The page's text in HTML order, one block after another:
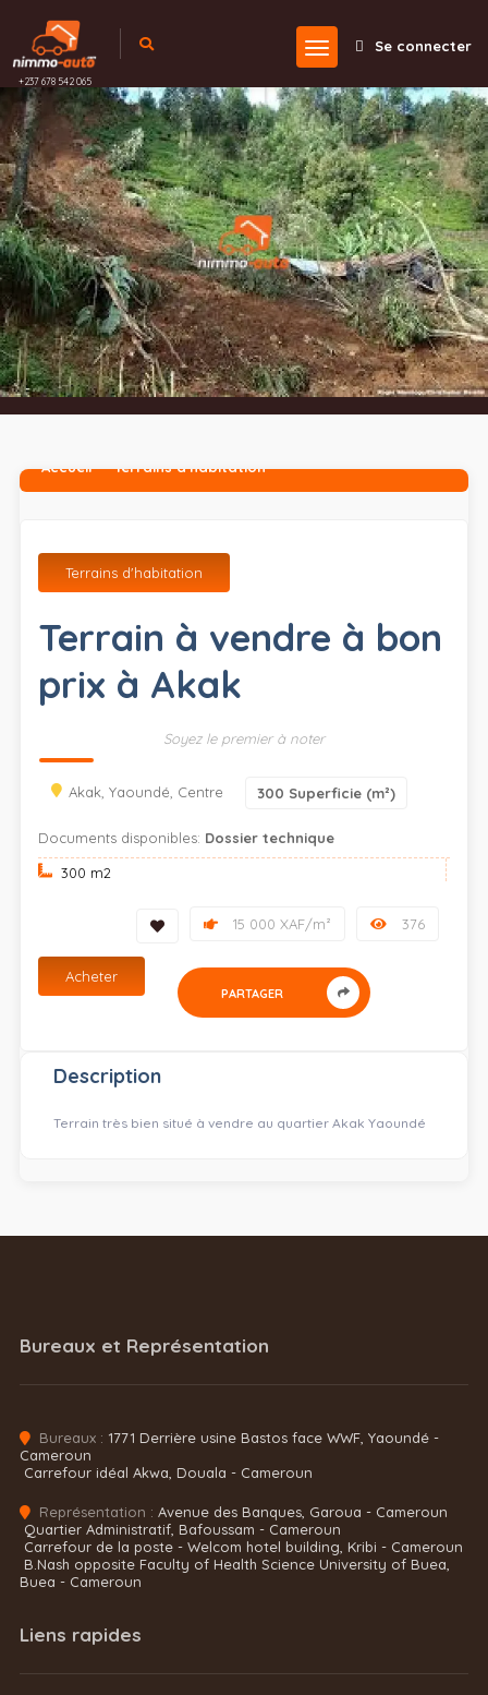
+237 678 542 065
Se connecter
Accueil Terrains d'habitation
Terrains d'habitation
Terrain à vendre à bon
prix à Akak
Soyez le premier à noter
Akak, Yaoundé, Centre 300 Superficie (m²)
Documents disponibles: Dossier technique
300 m2
376
15 000 XAF/m²
Acheter
PARTAGER
Description
Terrain très bien situé à vendre au quartier Akak Yaoundé
Bureaux et Représentation
Bureaux : 1771 Derrière usine Bastos face WWF, Yaoundé -
Cameroun
Carrefour idéal Akwa, Douala - Cameroun
Représentation : Avenue des Banques, Garoua - Cameroun
Quartier Administratif, Bafoussam - Cameroun
Carrefour de la poste - Welcom hotel building, Kribi - Cameroun
B.Nash opposite Faculty of Health Science University of Buea,
Buea - Cameroun
Liens rapides